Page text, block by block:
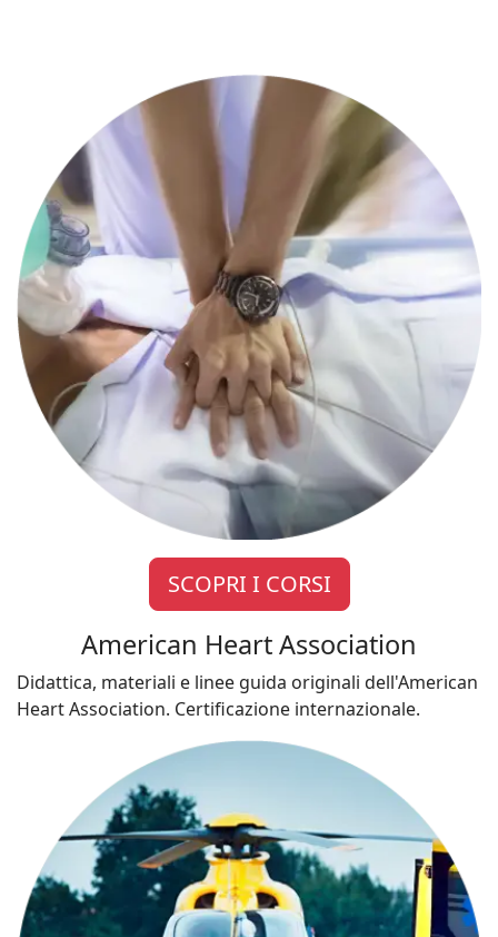
SCOPRI I CORSI
American Heart Association
Didattica, materiali e linee guida originali dell'American
Heart Association. Certificazione internazionale.